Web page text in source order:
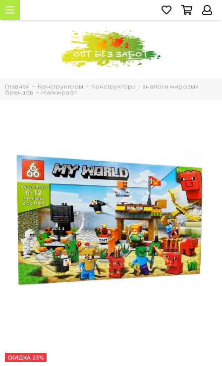
Главная Конструкторы
Конструкторы - аналоги мировых
брендов
Майнкрафт
СКИДКА 23%